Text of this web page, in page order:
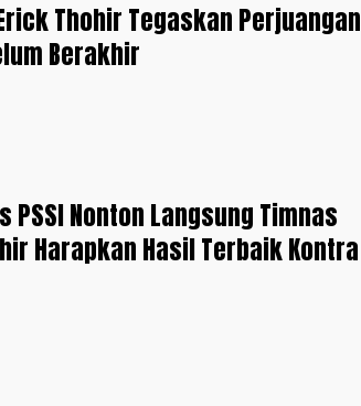
Thohir Tegaskan Perjuangan
Berakhir
PSSI Nonton Langsung Timnas
Harapkan Hasil Terbaik Kontra